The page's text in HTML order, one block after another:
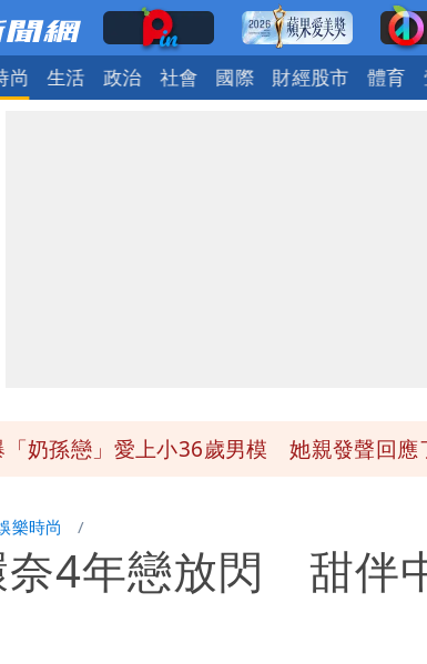
尚 生活 政治 社會 國際 財經股市 體育
「奶孫戀」愛上小36歲男模 她親發聲回應
｜前董座李建成遭檢調約談！最快今晚移送
世留下雙胞胎 4歲兒與老師一段對話催淚！
樂時尚
奈4年戀放閃 甜伴